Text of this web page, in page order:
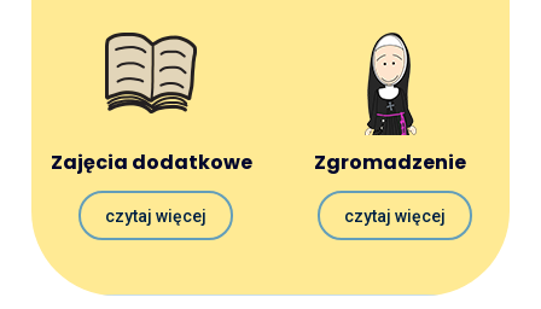
Zajęcia dodatkowe
czytaj więcej
Zgromadzenie
czytaj więcej